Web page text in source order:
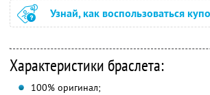
Узнай, как воспользоваться
Характеристики браслета:
100% оригинал;